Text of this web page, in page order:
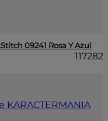
09241 Rosa Y Azul
117282